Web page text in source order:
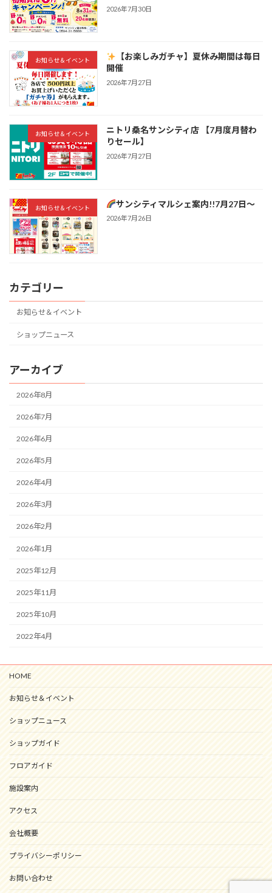
2026年7月30日
お知らせ＆イベント
【お楽しみガチャ】夏休み期間は毎日
開催
2026年7月27日
お知らせ＆イベント
ニトリ桑名サンシティ店 【7月度月替わ
りセール】
2026年7月27日
お知らせ＆イベント サンシティマルシェ案内!!7月27日～
2026年7月26日
カテゴリー
お知らせ＆イベント
ショップニュース
アーカイブ
2026年8月
2026年7月
2026年6月
2026年5月
2026年4月
2026年3月
2026年2月
2026年1月
2025年12月
2025年11月
2025年10月
2022年4月
HOME
お知らせ＆イベント
ショップニュース
ショップガイド
フロアガイド
施設案内
アクセス
会社概要
プライバシーポリシー
お問い合わせ